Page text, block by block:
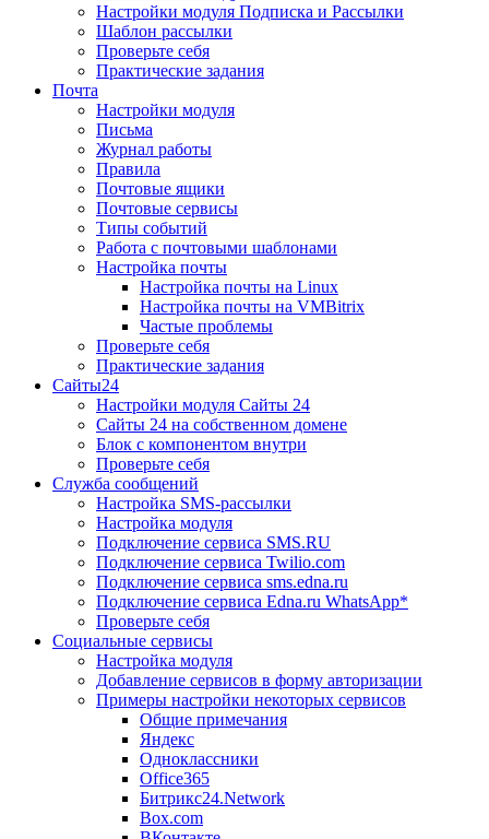
Настройки модуля Подписка и Рассылки
Шаблон рассылки
Проверьте себя
Практические задания
Почта
Настройки модуля
Письма
Журнал работы
Правила
Почтовые ящики
Почтовые сервисы
Типы событий
Работа с почтовыми шаблонами
Настройка почты
Настройка почты на Linux
Настройка почты на VMBitrix
Частые проблемы
Проверьте себя
Практические задания
Сайты24
Настройки модуля Сайты 24
Сайты 24 на собственном домене
Блок с компонентом внутри
Проверьте себя
Служба сообщений
Настройка SMS-рассылки
Настройка модуля
Подключение сервиса SMS.RU
Подключение сервиса Twilio.com
Подключение сервиса sms.edna.ru
Подключение сервиса Edna.ru WhatsApp*
Проверьте себя
Социальные сервисы
Настройка модуля
Добавление сервисов в форму авторизации
Примеры настройки некоторых сервисов
Общие примечания
Яндекс
Одноклассники
Office365
Битрикс24.Network
Box.com